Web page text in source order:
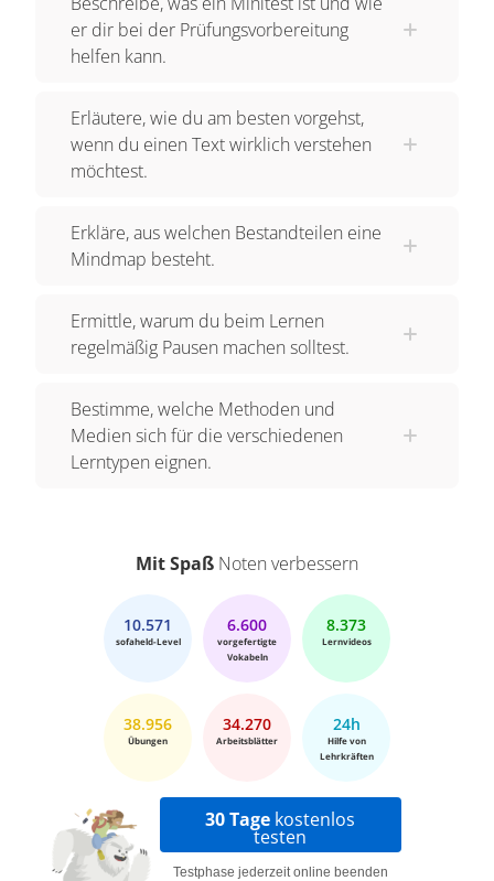
er dir bei der Prüfungsvorbereitung
helfen kann.
Erläutere, wie du am besten vorgehst,
wenn du einen Text wirklich verstehen
möchtest.
Erkläre, aus welchen Bestandteilen eine
Mindmap besteht.
Ermittle, warum du beim Lernen
regelmäßig Pausen machen solltest.
Bestimme, welche Methoden und
Medien sich für die verschiedenen
Lerntypen eignen.
Mit Spaß Noten verbessern
10.571
sofaheld-Level
6.600
vorgefertigte
Vokabeln
8.373
Lernvideos
38.956
Übungen
34.270
Arbeitsblätter
24h
Hilfe von
Lehrkräften
30 Tage kostenlos
testen
Testphase jederzeit online beenden